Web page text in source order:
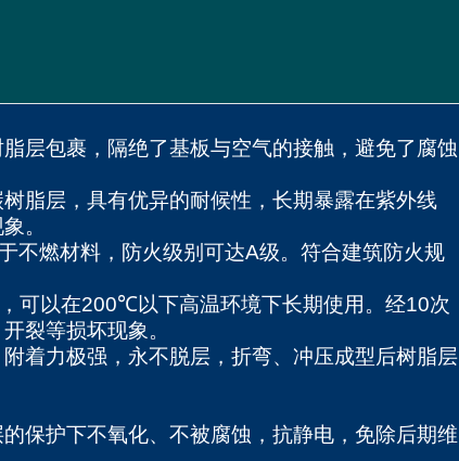
层包裹，隔绝了基板与空气的接触，避免了腐蚀
脂层，具有优异的耐候性，长期暴露在紫外线
。
不燃材料，防火级别可达A级。符合建筑防火规
可以在200℃以下高温环境下长期使用。经10次
裂等损坏现象。
着力极强，永不脱层，折弯、冲压成型后树脂层
保护下不氧化、不被腐蚀，抗静电，免除后期维